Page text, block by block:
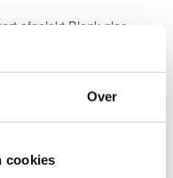
Over
cookies
afgelakt Blank glas
zijn voorzien van gehard
is hetWeekamp smal